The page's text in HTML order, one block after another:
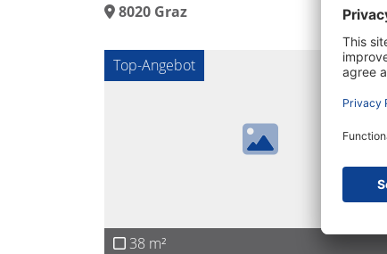
8020 Graz
Top-Angebot
38 m²